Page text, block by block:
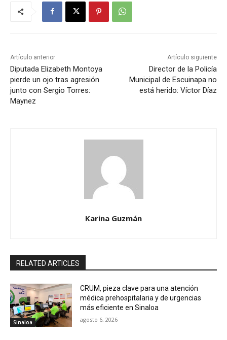
Artículo anterior
Diputada Elizabeth Montoya
pierde un ojo tras agresión
junto con Sergio Torres:
Maynez
Artículo siguiente
Director de la Policía
Municipal de Escuinapa no
está herido: Víctor Díaz
Karina Guzmán
RELATED ARTICLES
Sinaloa
CRUM, pieza clave para una atención
médica prehospitalaria y de urgencias
más eficiente en Sinaloa
agosto 6, 2026